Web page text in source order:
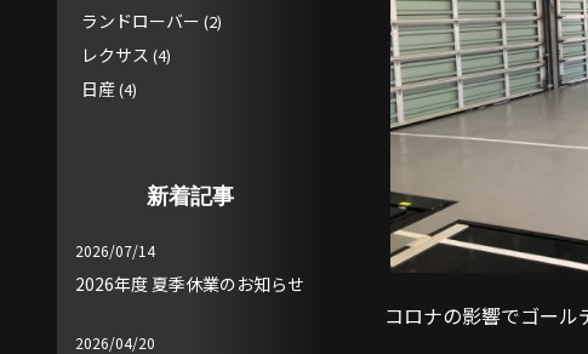
コロナの影響でゴー
ランドローバー (2)
レクサス (4)
日産(4)
新着記事
2026/07/14
2026年度 夏季休業のお知らせ
2026/04/20